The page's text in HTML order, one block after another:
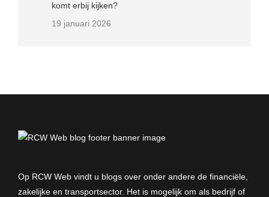
komt erbij kijken?
19 januari 2026
Op RCW Web vindt u blogs over onder andere de financiële,
zakelijke en transportsector. Het is mogelijk om als bedrijf of